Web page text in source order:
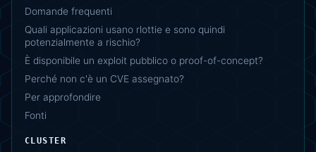
Domande frequenti
Quali applicazioni usano rlottie e sono quindi
potenzialmente a rischio?
È disponibile un exploit pubblico o proof-of-concept?
Perché non c'è un CVE assegnato?
Per approfondire
Fonti
CLUSTER